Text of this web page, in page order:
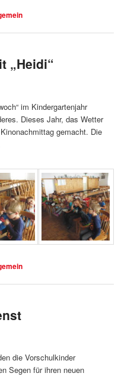
„Heidi“
im Kindergartenjahr
Dieses Jahr, das Wetter
gemacht. Die
die Vorschulkinder
Segen für ihren neuen